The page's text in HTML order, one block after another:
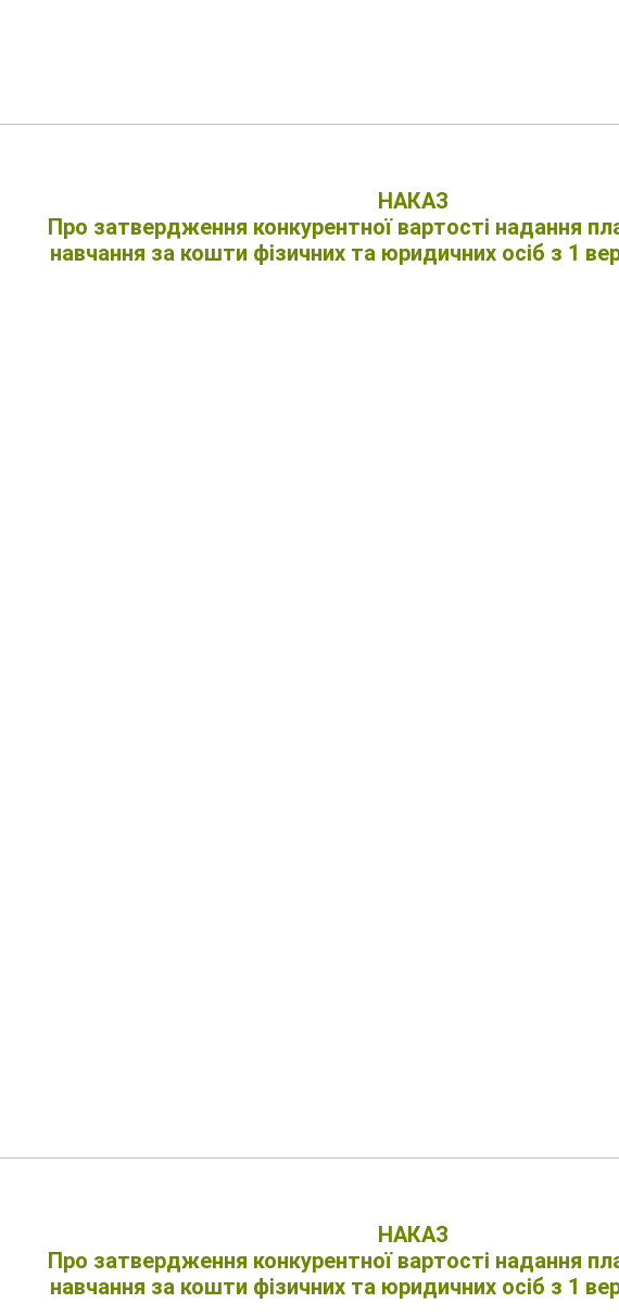
НАКАЗ
Про затвердження конкурентної вартості надання
навчання за кошти фізичних та юридичних осіб з 1
НАКАЗ
Про затвердження конкурентної вартості надання
навчання за кошти фізичних та юридичних осіб з 1